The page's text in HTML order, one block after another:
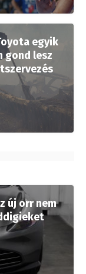
egyik
lesz
új orr nem